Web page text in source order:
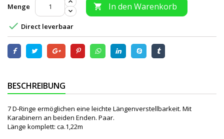
Menge  In den Warenkorb
 Direct leverbaar
BESCHREIBUNG
7 D-Ringe ermöglichen eine leichte Längenverstellbarkeit. Mit
Karabinern an beiden Enden. Paar.
Länge komplett: ca.1,22m